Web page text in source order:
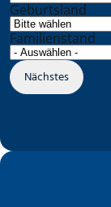
Geburtsland
Familienstand